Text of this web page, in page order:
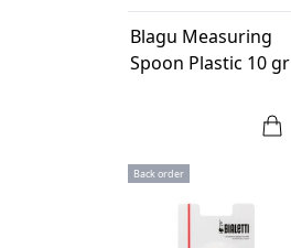
Blagu Measuring
Spoon Plastic 10 gr
Back order